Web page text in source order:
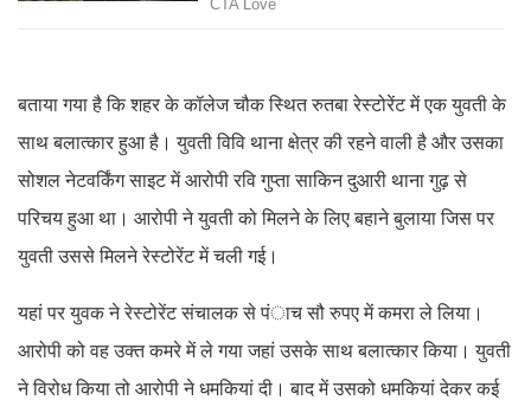
बताया गया है कि शहर के कॉलेज चौक स्थित रुतबा रेस्टोरेंट में एक युवती के
साथ बलात्कार हुआ है। युवती विवि थाना क्षेत्र की रहने वाली है और उसका
सोशल नेटवर्किंग साइट में आरोपी रवि गुप्ता साकिन दुआरी थाना गुढ़ से
परिचय हुआ था। आरोपी ने युवती को मिलने के लिए बहाने बुलाया जिस पर
युवती उससे मिलने रेस्टोरेंट में चली गई।
यहां पर युवक ने रेस्टोरेंट संचालक से पंाच सौ रुपए में कमरा ले लिया।
आरोपी को वह उक्त कमरे में ले गया जहां उसके साथ बलात्कार किया। युवती
ने विरोध किया तो आरोपी ने धमकियां दी। बाद में उसको धमकियां देकर कई